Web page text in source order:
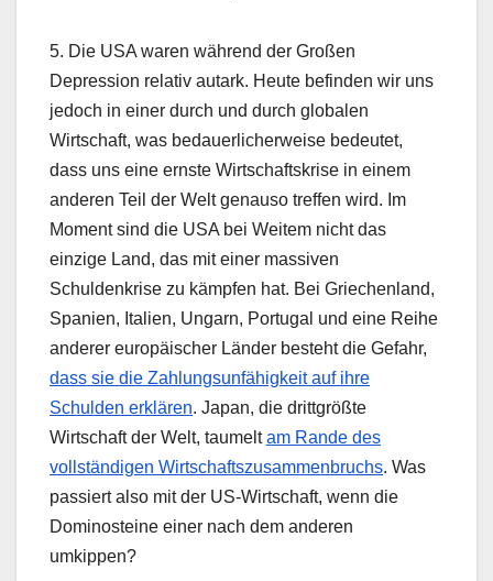
5. Die USA waren während der Großen
Depression relativ autark. Heute befinden wir uns
jedoch in einer durch und durch globalen
Wirtschaft, was bedauerlicherweise bedeutet,
dass uns eine ernste Wirtschaftskrise in einem
anderen Teil der Welt genauso treffen wird. Im
Moment sind die USA bei Weitem nicht das
einzige Land, das mit einer massiven
Schuldenkrise zu kämpfen hat. Bei Griechenland,
Spanien, Italien, Ungarn, Portugal und eine Reihe
anderer europäischer Länder besteht die Gefahr,
dass sie die Zahlungsunfähigkeit auf ihre
Schulden erklären. Japan, die drittgrößte
Wirtschaft der Welt, taumeltam Rande des
vollständigen Wirtschaftszusammenbruchs. Was
passiert also mit der US-Wirtschaft, wenn die
Dominosteine einer nach dem anderen
umkippen?